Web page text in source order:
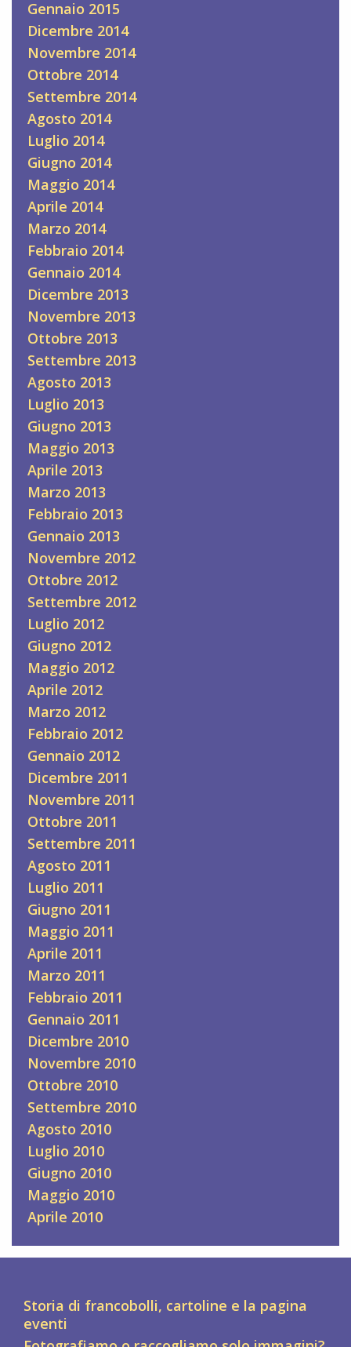
Gennaio 2015
Dicembre 2014
Novembre 2014
Ottobre 2014
Settembre 2014
Agosto 2014
Luglio 2014
Giugno 2014
Maggio 2014
Aprile 2014
Marzo 2014
Febbraio 2014
Gennaio 2014
Dicembre 2013
Novembre 2013
Ottobre 2013
Settembre 2013
Agosto 2013
Luglio 2013
Giugno 2013
Maggio 2013
Aprile 2013
Marzo 2013
Febbraio 2013
Gennaio 2013
Novembre 2012
Ottobre 2012
Settembre 2012
Luglio 2012
Giugno 2012
Maggio 2012
Aprile 2012
Marzo 2012
Febbraio 2012
Gennaio 2012
Dicembre 2011
Novembre 2011
Ottobre 2011
Settembre 2011
Agosto 2011
Luglio 2011
Giugno 2011
Maggio 2011
Aprile 2011
Marzo 2011
Febbraio 2011
Gennaio 2011
Dicembre 2010
Novembre 2010
Ottobre 2010
Settembre 2010
Agosto 2010
Luglio 2010
Giugno 2010
Maggio 2010
Aprile 2010
Storia di francobolli, cartoline e la pagina
eventi